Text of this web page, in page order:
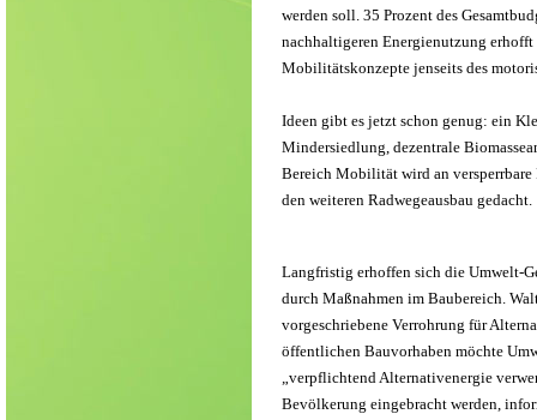
werden soll. 35 Prozent des
nachhaltigeren Energienutzung
Mobilitätskonzepte jenseits des
Ideen gibt es jetzt schon genug: ein
Mindersiedlung, dezentrale
Bereich Mobilität wird an
den weiteren Radwegeausbau gedacht.
Langfristig erhoffen sich die Umwelt-
durch Maßnahmen im Baubereich.
vorgeschriebene Verrohrung für
öffentlichen Bauvorhaben möchte
„verpflichtend Alternativenergie
Bevölkerung eingebracht werden,